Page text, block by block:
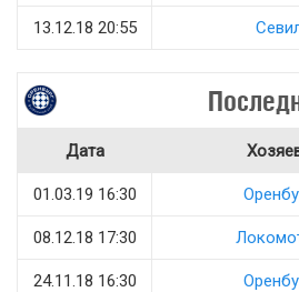
13.12.18 20:55
Дата
01.03.19 16:30
08.12.18 17:30
24.11.18 16:30